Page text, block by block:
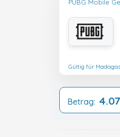
PUBG Mobile
Gültig für
Betrag: 4.07